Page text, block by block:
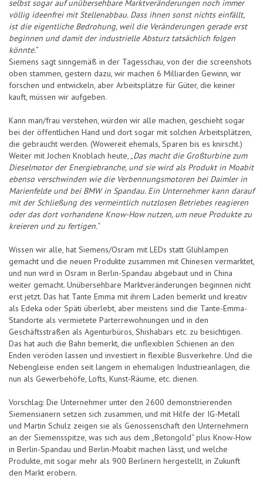
selbst sogar auf unübersehbare Marktveränderungen noch immer
völlig ideenfrei mit Stellenabbau. Dass ihnen sonst nichts einfällt,
ist die eigentliche Bedrohung, weil die Veränderungen gerade erst
beginnen und damit der industrielle Absturz tatsächlich folgen
könnte.“
Siemens sagt sinngemäß in der Tagesschau, von der die screenshots
oben stammen, gestern dazu, wir machen 6 Milliarden Gewinn, wir
forschen und entwickeln, aber Arbeitsplätze für Güter, die keiner
kauft, müssen wir aufgeben.
Kann man/frau verstehen, würden wir alle machen, geschieht sogar
bei der öffentlichen Hand und dort sogar mit solchen Arbeitsplätzen,
die gebraucht werden. (Wowereit ehemals, Sparen bis es knirscht.)
Weiter mit Jochen Knoblach heute, „ Das macht die Großturbine zum
Dieselmotor der Energiebranche, und sie wird als Produkt in Moabit
ebenso verschwinden wie die Verbennungsmotoren bei Daimler in
Marienfelde und bei BMW in Spandau. Ein Unternehmer kann darauf
mit der Schließung des vermeintlich nutzlosen Betriebes reagieren
oder das dort vorhandene Know-How nutzen, um neue Produkte zu
kreieren und zu fertigen.“
Wissen wir alle, hat Siemens/Osram mit LEDs statt Glühlampen
gemacht und die neuen Produkte zusammen mit Chinesen vermarktet,
und nun wird in Osram in Berlin-Spandau abgebaut und in China
weiter gemacht. Unübersehbare Marktveränderungen beginnen nicht
erst jetzt. Das hat Tante Emma mit ihrem Laden bemerkt und kreativ
als Edeka oder Späti überlebt, aber meistens sind die Tante-Emma-
Standorte als vermietete Parterrewohnungen und in den
Geschäftsstraßen als Agenturbüros, Shishabars etc. zu besichtigen.
Das hat auch die Bahn bemerkt, die unflexiblen Schienen an den
Enden veröden lassen und investiert in flexible Busverkehre. Und die
Nebengleise enden seit langem in ehemaligen Industrieanlagen, die
nun als Gewerbehöfe, Lofts, Kunst-Räume, etc. dienen.
Vorschlag: Die Unternehmer unter den 2600 demonstrierenden
Siemensianern setzen sich zusammen, und mit Hilfe der IG-Metall
und Martin Schulz zeigen sie als Genossenschaft den Unternehmern
an der Siemensspitze, was sich aus dem „Betongold“ plus Know-How
in Berlin-Spandau und Berlin-Moabit machen lässt, und welche
Produkte, mit sogar mehr als 900 Berlinern hergestellt, in Zukunft
den Markt erobern.